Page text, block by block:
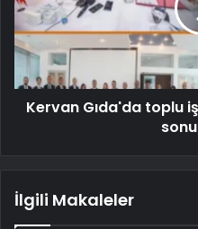
Kervan Gıda'da toplu
İlgili Makaleler